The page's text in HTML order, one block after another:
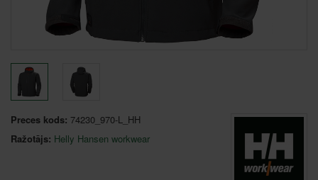
Preces kods: 74230_970-L_HH
Ražotājs: Helly Hansen workwear